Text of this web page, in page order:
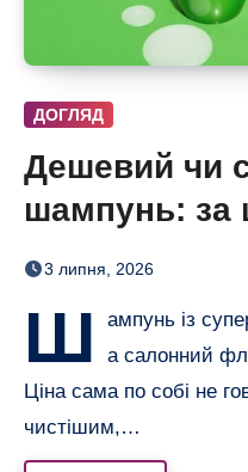
ДОГЛЯД
Дешевий чи
шампунь: за
насправді
3 липня, 2026
Ш
ампунь із
а салонний
Ціна сама по собі не
чистішим,…